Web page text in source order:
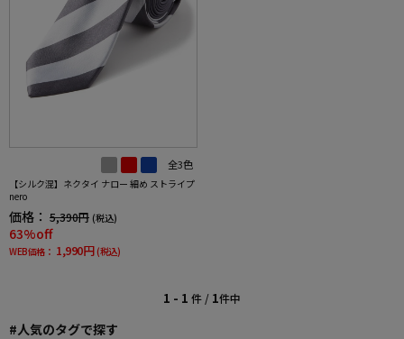
全3色
【シルク混】ネクタイ ナロー 細め ストライプ
nero
価格： 5,390円 (税込)
63%off
WEB価格： 1,990円 (税込)
1 - 1 件 / 1件中
#人気のタグで探す